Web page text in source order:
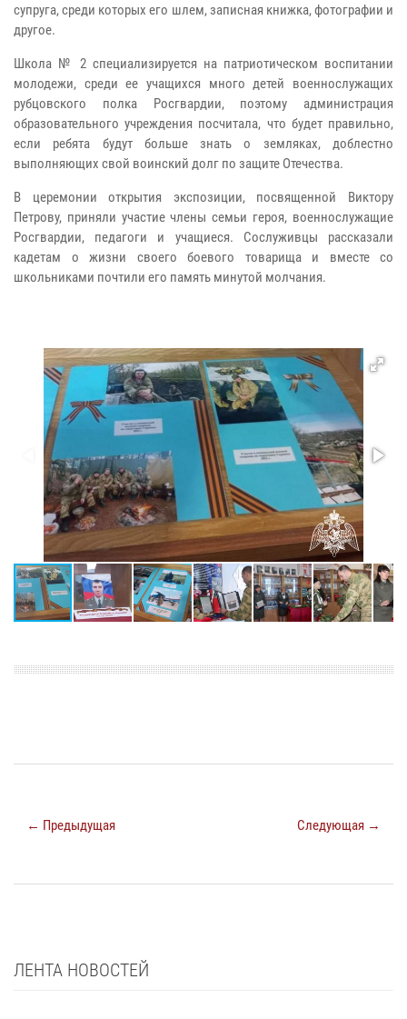
супруга, среди которых его шлем, записная книжка, фотографии и
другое.
Школа № 2 специализируется на патриотическом воспитании
молодежи, среди ее учащихся много детей военнослужащих
рубцовского полка Росгвардии, поэтому администрация
образовательного учреждения посчитала, что будет правильно,
если ребята будут больше знать о земляках, доблестно
выполняющих свой воинский долг по защите Отечества.
В церемонии открытия экспозиции, посвященной Виктору
Петрову, приняли участие члены семьи героя, военнослужащие
Росгвардии, педагоги и учащиеся. Сослуживцы рассказали
кадетам о жизни своего боевого товарища и вместе со
школьниками почтили его память минутой молчания.
← Предыдущая Следующая →
ЛЕНТА НОВОСТЕЙ